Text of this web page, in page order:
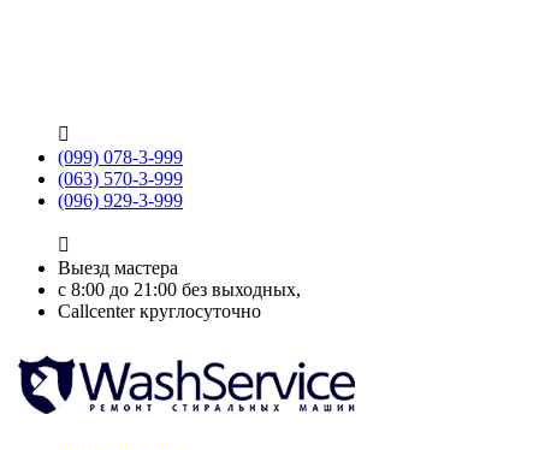

(099) 078-3-999
(063) 570-3-999
(096) 929-3-999

Выезд мастера
с 8:00 до 21:00 без выходных,
Callcenter круглосуточно